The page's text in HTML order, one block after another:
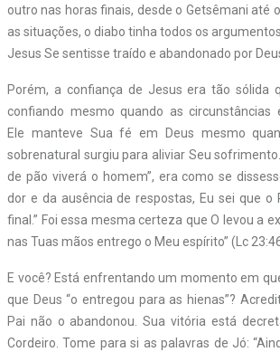
outro nas horas finais, desde o Getsêmani até
as situações, o diabo tinha todos os
Jesus Se sentisse traído e abandonado por
Porém, a confiança de Jesus era tão sólida
confiando mesmo quando as circunstâncias
Ele manteve Sua fé em Deus mesmo
sobrenatural surgiu para aliviar Seu
de pão viverá o homem”, era como se
dor e da ausência de respostas, Eu sei que o
final.” Foi essa mesma certeza que O levou a
nas Tuas mãos entrego o Meu espírito” (Lc
E você? Está enfrentando um momento em
que Deus “o entregou para as hienas”?
Pai não o abandonou. Sua vitória está
Cordeiro. Tome para si as palavras de Jó: